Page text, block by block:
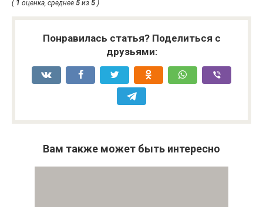
( 1 оценка, среднее 5 из 5 )
Понравилась статья? Поделиться с
друзьями:
Вам также может быть интересно